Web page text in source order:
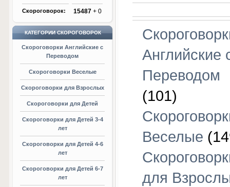
Скороговорок: 15487 + 0
КАТЕГОРИИ СКОРОГОВОРОК
Скороговорки Английские с
Переводом
Скороговорки Веселые
Скороговорки для Взрослых
Скороговорки для Детей
Скороговорки для Детей 3-4
лет
Скороговорки для Детей 4-6
лет
Скороговорки для Детей 6-7
лет
Английские
Переводом
(101)
Веселые
для